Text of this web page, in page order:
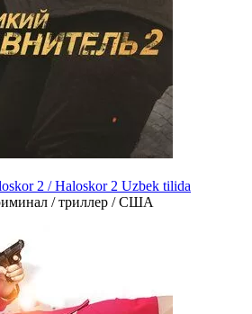
2 / Haloskor 2 Uzbek tilida
/ триллер / США